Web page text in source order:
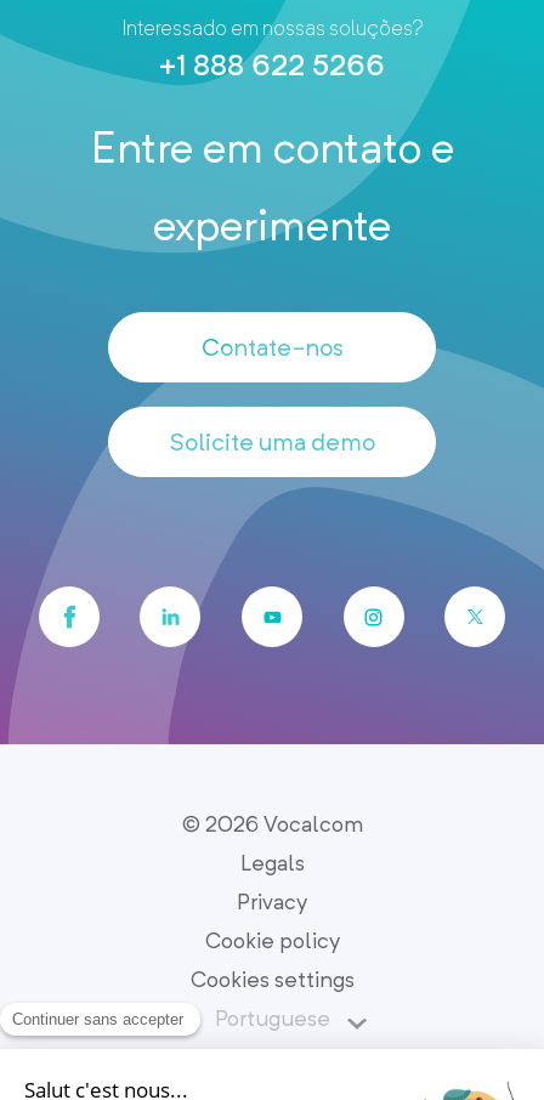
Interessado em nossas soluções?
+1 888 622 5266
Entre em contato e
experimente
Contate-nos
Solicite uma demo
© 2026 Vocalcom
Legals
Privacy
Cookie policy
Cookies settings
Portuguese